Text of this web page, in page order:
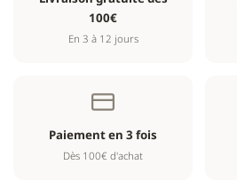
100€
En 3 à 12 jours
Paiement en 3 fois
Dès 100€ d'achat